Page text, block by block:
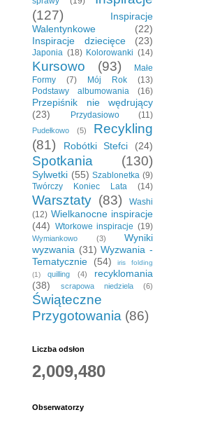
(127)
Inspiracje
Walentynkowe
(22)
Inspiracje dziecięce
(23)
Japonia (18) Kolorowanki (14)
Kursowo (93)
Małe
Formy
(7) Mój Rok
(13)
Podstawy albumowania
(16)
Przepiśnik nie wędrujący
(23)
Przydasiowo (11)
Pudełkowo (5)
Recykling
(81)
Robótki Stefci (24)
Spotkania (130)
Sylwetki (55) Szablonetka (9)
Twórczy Koniec Lata
(14)
Warsztaty (83)
Washi
(12) Wielkanocne inspiracje
(44) Wtorkowe inspiracje (19)
Wymiankowo (3)
Wyniki
wyzwania (31) Wyzwania -
Tematycznie
(54)
iris folding
(1)
quilling (4)
recyklomania
(38)
scrapowa niedziela (6)
Świąteczne
Przygotowania (86)
Liczba odsłon
2,009,480
Obserwatorzy